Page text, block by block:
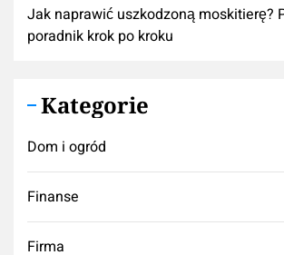
Jak naprawić uszkodzoną moskitierę?
poradnik krok po kroku
Kategorie
Dom i ogród
Finanse
Firma